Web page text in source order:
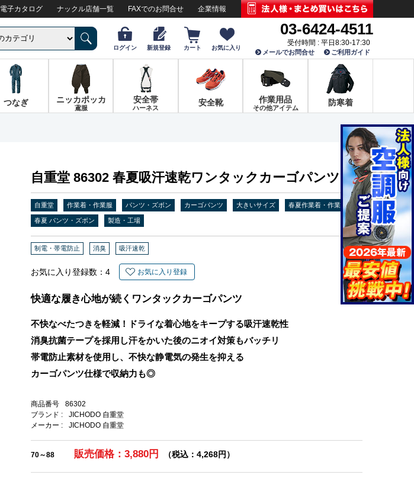
電子カタログ ナックル店舗一覧 FAXでのお問合せ 企業情報
ログイン 新規登録 カート お気に入り
03-6424-4511
受付時間 : 平日8:30-17:30
メールでお問合せ ご利用ガイド
つなぎ ニッカポッカ
鳶服
安全帯
ハーネス
安全靴 作業用品
その他アイテム
防寒着
自重堂 86302 春夏吸汗速乾ワンタックカーゴパンツ
自重堂 作業着・作業服 パンツ・ズボン カーゴパンツ 大きいサイズ 春夏作業着・作業服
春夏 パンツ・ズボン 製造・工場
制電・帯電防止 消臭 吸汗速乾
お気に入り登録数： 4 お気に入り登録
快適な履き心地が続くワンタックカーゴパンツ
不快なべたつきを軽減！ドライな着心地をキープする吸汗速乾性
消臭抗菌テープを採用し汗をかいた後のニオイ対策もバッチリ
帯電防止素材を使用し、不快な静電気の発生を抑える
カーゴパンツ仕様で収納力も◎
商品番号
86302
ブランド :
JICHODO 自重堂
メーカー :
JICHODO 自重堂
70～88 販売価格：3,880円 （税込：4,268円）